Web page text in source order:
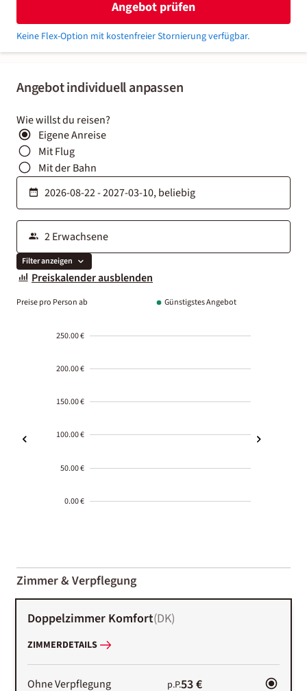
Angebot individuell anpassen
Wie willst du reisen?
Eigene Anreise
Mit Flug
Mit der Bahn
Filter anzeigen
Preiskalender ausblenden
Preise pro Person ab Günstigstes Angebot
250.00 €
200.00 €
150.00 €
100.00 €
50.00 €
0.00 €
01-02
Zimmer & Verpflegung
Doppelzimmer Komfort(DK)
ZIMMERDETAILS
Ohne Verpflegung p.P.53 €
Angebot prüfen
Keine Flex-Option mit kostenfreier Stornierung verfügbar.